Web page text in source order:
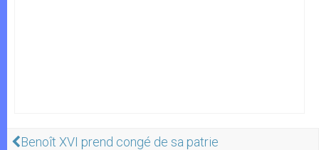
Benoît XVI prend congé de sa patrie